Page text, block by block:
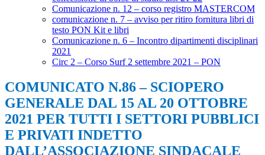
Comunicazione n. 12 – corso registro MASTERCOM
comunicazione n. 7 – avviso per ritiro fornitura libri di
testo PON Kit e libri
Comunicazione n. 6 – Incontro dipartimenti disciplinari
2021
Circ 2 – Corso Surf 2 settembre 2021 – PON
COMUNICATO N.86 – SCIOPERO
GENERALE DAL 15 AL 20 OTTOBRE
2021 PER TUTTI I SETTORI PUBBLICI
E PRIVATI INDETTO
DALL’ASSOCIAZIONE SINDACALE